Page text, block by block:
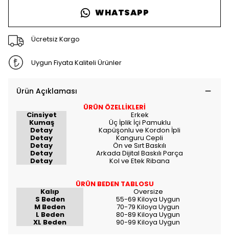
WHATSAPP
Ücretsiz Kargo
Uygun Fiyata Kaliteli Ürünler
Ürün Açıklaması
ÜRÜN ÖZELLİKLERİ
Cinsiyet Erkek
Kumaş Üç İplik İçi Pamuklu
Detay Kapüşonlu ve Kordon İpli
Detay Kanguru Cepli
Detay Ön ve Sırt Baskılı
Detay Arkada Dijital Baskılı Parça
Detay Kol ve Etek Ribana
ÜRÜN BEDEN TABLOSU
Kalıp Oversize
S Beden 55-69 Kiloya Uygun
M Beden 70-79 Kiloya Uygun
L Beden 80-89 Kiloya Uygun
XL Beden 90-99 Kiloya Uygun